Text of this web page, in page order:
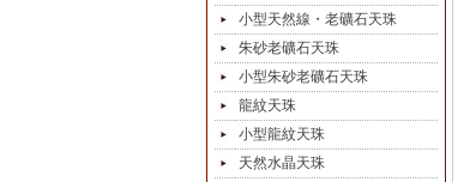
小型天然線・老礦石天珠
朱砂老礦石天珠
小型朱砂老礦石天珠
龍紋天珠
小型龍紋天珠
天然水晶天珠